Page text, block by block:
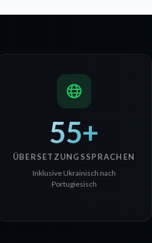
55+
ÜBERSETZUNGSSPRACHEN
Inklusive Ukrainisch nach
Portugiesisch